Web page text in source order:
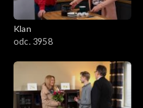
Klan
odc. 3958